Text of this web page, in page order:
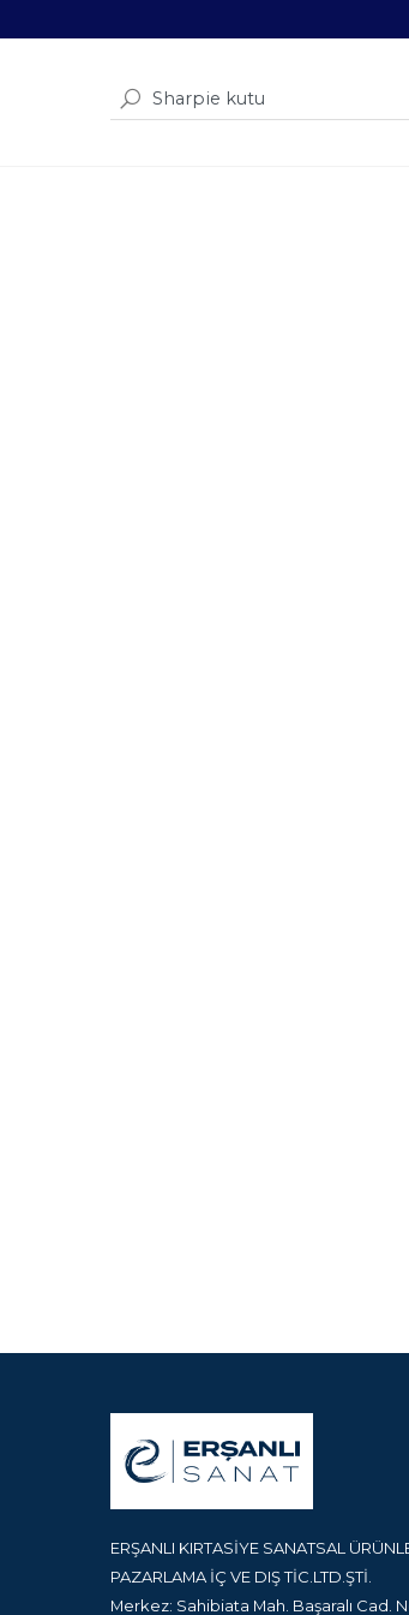
ERŞANLI KIRTASİYE SANATSAL
PAZARLAMA İÇ VE DIŞ TİC.LTD.ŞTİ.
Merkez: Sahibiata Mah. Başaralı Cad.